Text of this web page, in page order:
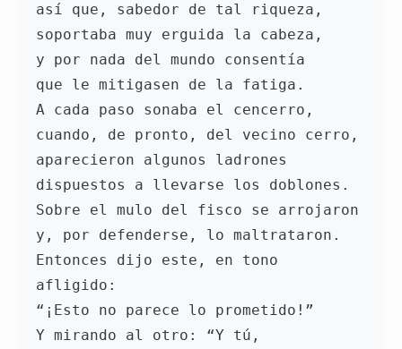
así que, sabedor de tal riqueza,
soportaba muy erguida la cabeza,
y por nada del mundo consentía
que le mitigasen de la fatiga.
A cada paso sonaba el cencerro,
aparecieron algunos ladrones
dispuestos a llevarse los doblones.
y, por defenderse, lo maltrataron.
Entonces dijo este, en tono
afligido:
“¡Esto no parece lo prometido!”
Y mirando al otro: “Y tú,